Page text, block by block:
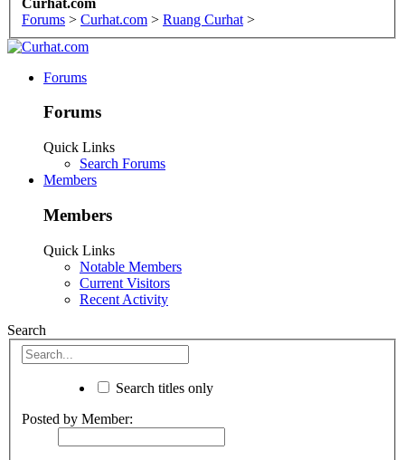
Forums > Curhat.com > Ruang Curhat >
Forums
Forums
Quick Links
Search Forums
Members
Members
Quick Links
Notable Members
Current Visitors
Recent Activity
Search
Search titles only
Posted by Member: